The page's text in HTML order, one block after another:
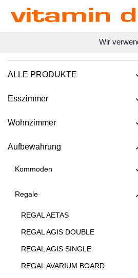
Wir
ALLE PRODUKTE
Esszimmer
Wohnzimmer
Aufbewahrung
Kommoden
Regale
REGAL AETAS
REGAL AGIS DOUBLE
REGAL AGIS SINGLE
REGAL AVARIUM BOARD